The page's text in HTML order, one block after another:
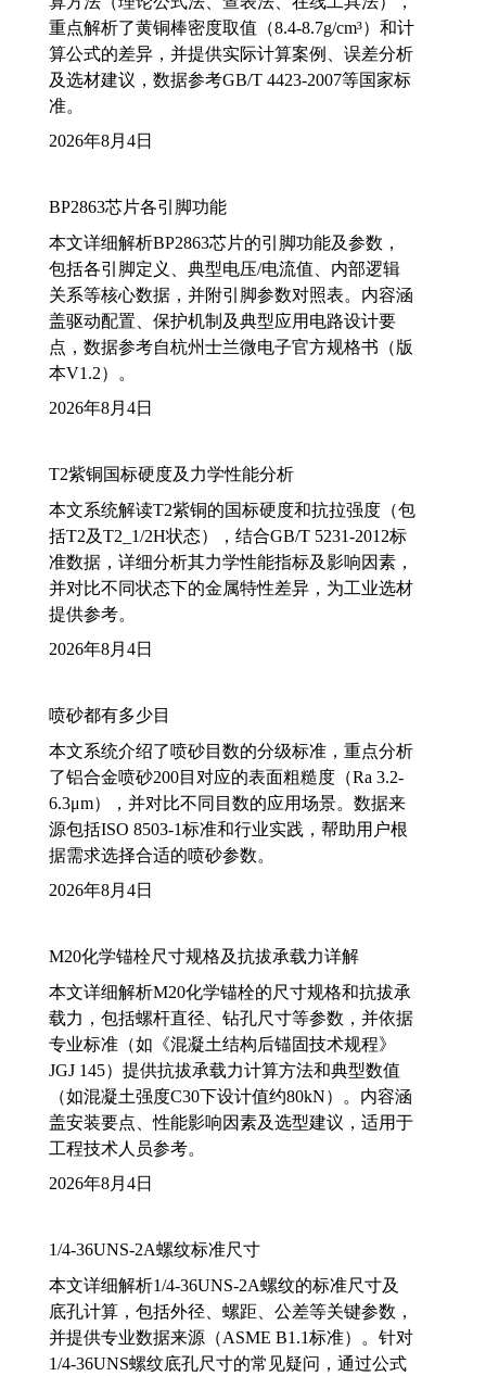
重点解析了黄铜棒密度取值（8.4-8.7g/cm³）和计
算公式的差异，并提供实际计算案例、误差分析
及选材建议，数据参考GB/T 4423-2007等国家标
准。
2026年8月4日
BP2863芯片各引脚功能
本文详细解析BP2863芯片的引脚功能及参数，
包括各引脚定义、典型电压/电流值、内部逻辑
关系等核心数据，并附引脚参数对照表。内容涵
盖驱动配置、保护机制及典型应用电路设计要
点，数据参考自杭州士兰微电子官方规格书（版
本V1.2）。
2026年8月4日
T2紫铜国标硬度及力学性能分析
本文系统解读T2紫铜的国标硬度和抗拉强度（包
括T2及T2_1/2H状态），结合GB/T 5231-2012标
准数据，详细分析其力学性能指标及影响因素，
并对比不同状态下的金属特性差异，为工业选材
提供参考。
2026年8月4日
喷砂都有多少目
本文系统介绍了喷砂目数的分级标准，重点分析
了铝合金喷砂200目对应的表面粗糙度（Ra 3.2-
6.3μm），并对比不同目数的应用场景。数据来
源包括ISO 8503-1标准和行业实践，帮助用户根
据需求选择合适的喷砂参数。
2026年8月4日
M20化学锚栓尺寸规格及抗拔承载力详解
本文详细解析M20化学锚栓的尺寸规格和抗拔承
载力，包括螺杆直径、钻孔尺寸等参数，并依据
专业标准（如《混凝土结构后锚固技术规程》
JGJ 145）提供抗拔承载力计算方法和典型数值
（如混凝土强度C30下设计值约80kN）。内容涵
盖安装要点、性能影响因素及选型建议，适用于
工程技术人员参考。
2026年8月4日
1/4-36UNS-2A螺纹标准尺寸
本文详细解析1/4-36UNS-2A螺纹的标准尺寸及
底孔计算，包括外径、螺距、公差等关键参数，
并提供专业数据来源（ASME B1.1标准）。针对
1/4-36UNS螺纹底孔尺寸的常见疑问，通过公式